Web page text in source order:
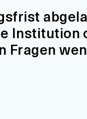
Institution